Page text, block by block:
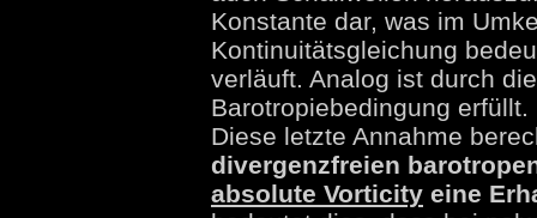
Konstante dar, was im
Kontinuitätsgleichung
verläuft. Analog ist durch
Barotropiebedingung erfüllt.
Diese letzte Annahme
divergenzfreien
absolute Vorticity eine